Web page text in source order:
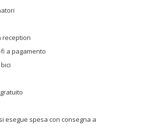
reception
a pagamento
esegue spesa con consegna a